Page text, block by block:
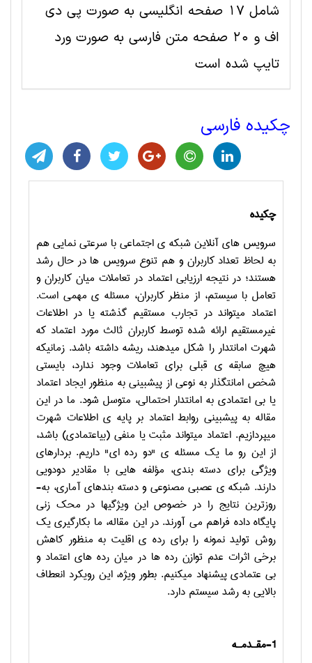
شامل 17 صفحه انگلیسی به صورت پی دی
اف و 20 صفحه متن فارسی به صورت ورد
تایپ شده است
چکیده فارسی
چکیده
سرویس ­های آنلاین شبکه ­ی اجتماعی با سرعتی نمایی هم
به لحاظ تعداد کاربران و هم تنوع سرویس­ ها در حال رشد
هستند؛ در نتیجه ارزیابی اعتماد در تعاملات میان کاربران و
تعامل با سیستم، از منظر کاربران، مسئله­ ی مهمی است.
اعتماد می­تواند در تجارب مستقیم گذشته یا در اطلاعات
غیرمستقیم ارائه­ شده توسط کاربران ثالث مورد اعتماد که
شهرت امانت­دار را شکل می­دهند، ریشه داشته باشد. زمانیکه
هیچ سابقه­ ی قبلی برای تعاملات وجود ندارد، بایستی
شخص امانت­گذار به نوعی از پیش­بینی به منظور ایجاد اعتماد
یا بی­ اعتمادی به امانت­دار احتمالی، متوسل شود. ما در این
مقاله به پیش­بینی روابط اعتماد بر پایه­ ی اطلاعات شهرت
می­پردازیم. اعتماد می­تواند مثبت یا منفی (بی­اعتمادی) باشد،
از این رو ما یک مسئله­ ی "دو رده­ ای" داریم. بردارهای
ویژگی برای دسته ­بندی، مؤلفه­ هایی با مقادیر دودویی
دارند. شبکه­ ی عصبی مصنوعی و دسته­ بندهای آماری، به­
روزترین نتایج را در خصوص این ویژگی­ها در محک­ زنی
پایگاه داده­ فراهم می­ آورند. در این مقاله، ما بکارگیری یک
روش تولید نمونه را برای رده ­ی اقلیت به منظور کاهش
برخی اثرات عدم توازن رده ­ها در میان رده­ های اعتماد و
بی­ عتمادی پیشنهاد می­کنیم. بطور ویژه، این رویکرد انعطاف
بالایی به رشد سیستم دارد.
1-مقـدمـه